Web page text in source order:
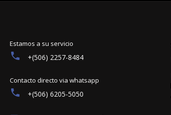
Estamos a su servicio
+(506) 2257-8484
Contacto directo via whatsapp
+(506) 6205-5050